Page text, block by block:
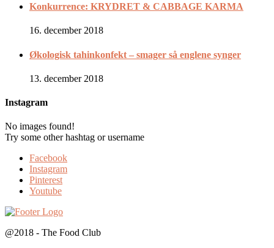
Konkurrence: KRYDRET & CABBAGE KARMA
16. december 2018
Økologisk tahinkonfekt – smager så englene synger
13. december 2018
Instagram
No images found!
Try some other hashtag or username
Facebook
Instagram
Pinterest
Youtube
@2018 - The Food Club